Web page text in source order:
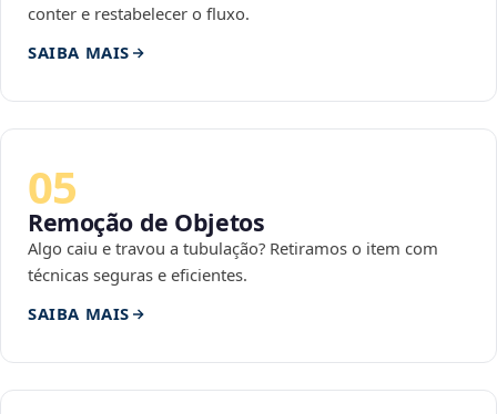
conter e restabelecer o fluxo.
SAIBA MAIS
05
Remoção de Objetos
Algo caiu e travou a tubulação? Retiramos o item com
técnicas seguras e eficientes.
SAIBA MAIS